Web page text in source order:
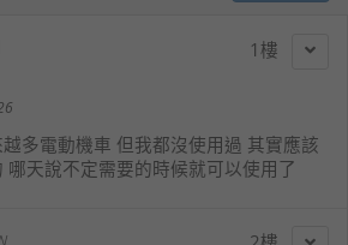
1
多電動機車 但我都沒使用過 其實應該
哪天說不定需要的時候就可以使用了